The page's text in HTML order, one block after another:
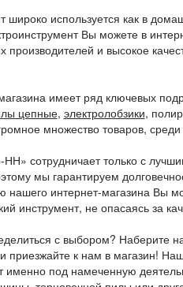
широко используется как в
Вы можете в
производителей и высокое
имеет ряд ключевых
цепные, электролобзики,
множество товаров,
сотрудничает только с
мы гарантируем
нашего интернет-магазина Вы
инструмент, не опасаясь за
с выбором? Наберите
приезжайте к нам в магазин!
именно под намеченную